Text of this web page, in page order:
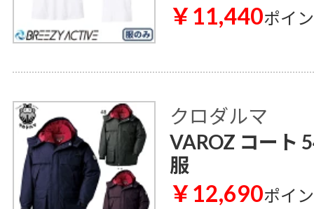
￥11,440ポイ
クロダルマ
VAROZ コート
服
￥12,690ポイ